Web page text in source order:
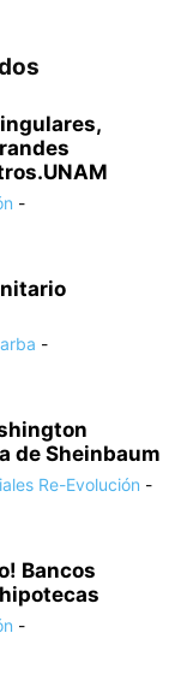
-
-
de Sheinbaum
Re-Evolución -
Bancos
-